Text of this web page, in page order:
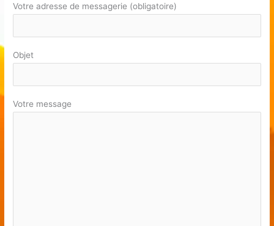
Votre adresse de messagerie (obligatoire)
Objet
Votre message